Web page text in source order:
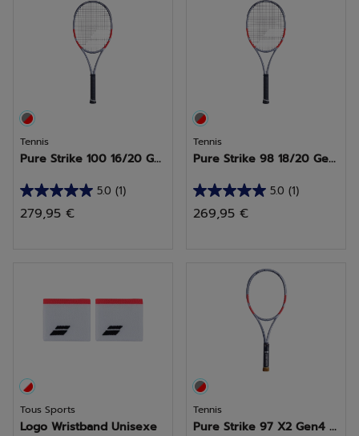
Tennis
Pure Strike 100 16/20 G...
5.0 (1)
5.0
sur
279,95 €
Tennis
Pure Strike 98 18/20 Ge...
5.0 (1)
5.0
sur
269,95 €
Tous Sports
Logo Wristband Unisexe
Tennis
Pure Strike 97 X2 Gen4 ...